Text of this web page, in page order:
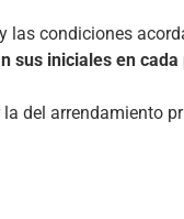
y las condiciones
sus iniciales en cada
la del arrendamiento